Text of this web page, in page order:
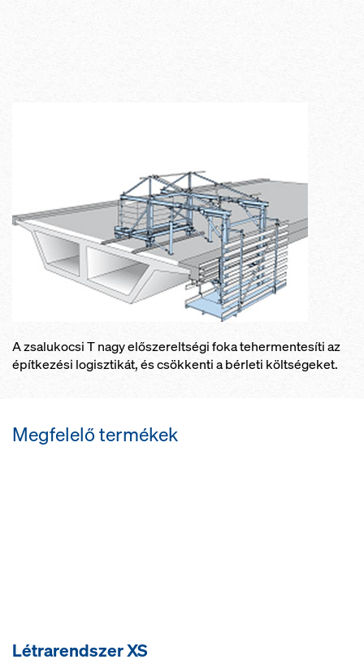
A zsalukocsi T nagy előszereltségi foka tehermentesíti az
építkezési logisztikát, és csökkenti a bérleti költségeket.
Megfelelő termékek
Létrarendszer XS